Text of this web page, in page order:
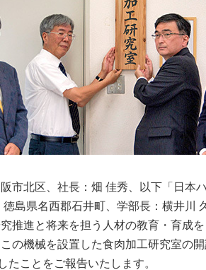
市北区、社長：畑 佳秀、以下「日本
島県名西郡石井町、学部長：横井川
推進と将来を担う人材の教育・育成
の機械を設置した食肉加工研究室の
ことをご報告いたします。